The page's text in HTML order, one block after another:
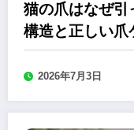
猫の爪はなぜ引
構造と正しい爪
2026年7月3日